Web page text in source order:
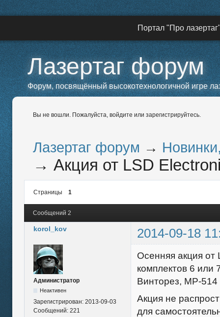
Портал "Про
Лазертаг форум
Форум, посвящённый высокотехнологичной игре
Вы не вошли. Пожалуйста, войдите или зарегистрируйтесь.
Лазертаг форум →
→Акция от LSD
Страницы 1
Сообщений 2
korol_kov 2014-09-18
Администратор
Неактивен
Зарегистрирован: 2013-09-03
Сообщений: 221
Осенняя акция от
комплектов 6 или
Винторез, МР-
Акция не
для